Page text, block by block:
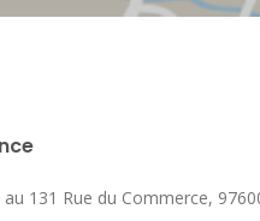
131 Rue du Commerce,